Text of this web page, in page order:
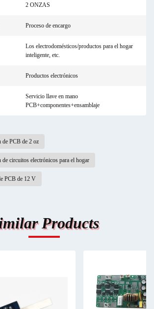
2 ONZAS
Proceso de encargo
Los electrodomésticos/productos para el hogar
inteligente, etc.
Productos electrónicos
Servicio llave en mano
PCB+componentes+ensamblaje
de PCB de 2 oz
circuitos electrónicos para el hogar
PCB de 12 V
Products